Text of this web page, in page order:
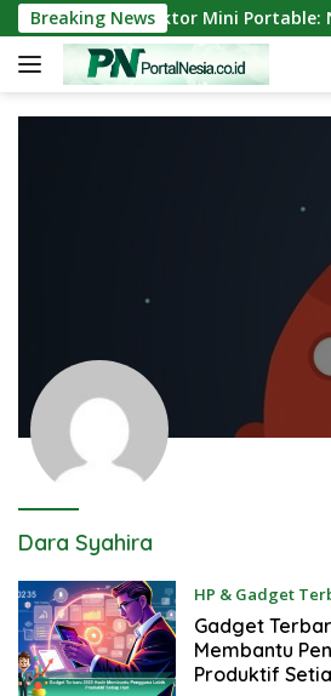
Skip
to
content
Breaking News
Singkat Proyektor Mini Portable:
Dara Syahira
HP & Gadget
Gadget
Membantu
Produktif